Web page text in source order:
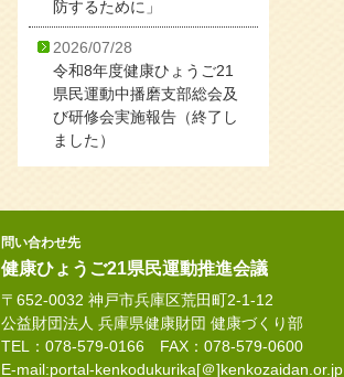
防するために」
2026/07/28
令和8年度健康ひょうご21
県民運動中播磨支部総会及
び研修会実施報告（終了し
ました）
問い合わせ先
健康ひょうご21県民運動推進会議
〒652-0032 神戸市兵庫区荒田町2-1-12
公益財団法人 兵庫県健康財団 健康づくり部
TEL：078-579-0166 FAX：078-579-0600
E-mail:portal-kenkodukurika[＠]kenkozaidan.or.jp